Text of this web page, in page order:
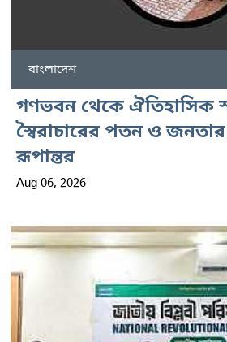
বাংলাদেশ
গণভবন থেকে ঐতিহাসিক
স্বৈরাচারের পতন ও
রূপান্তর
Aug 06, 2026